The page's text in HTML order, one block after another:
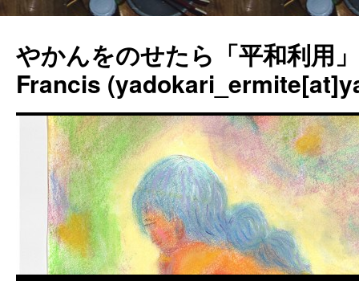
やかんをのせたら「平和利用
Francis